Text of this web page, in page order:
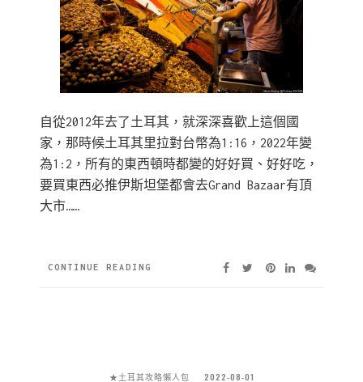
自從2012年去了土耳其，就深深喜歡上這個國
家，那時候土耳其里拉對台幣為1:16，2022年變
為1:2，所有的東西頓時都變的好好買、好好吃，
要買東西必推伊斯坦堡都會去Grand Bazaar有頂
大市……
CONTINUE READING
★土耳其攻略懶人包 2022-08-01